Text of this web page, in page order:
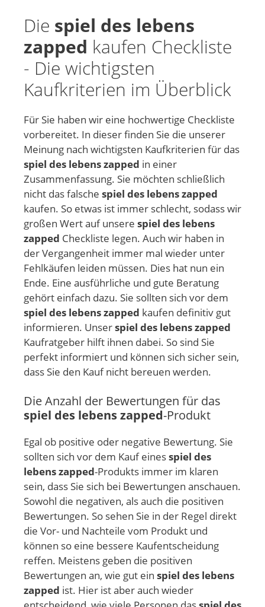
Die spiel des lebens
zapped kaufen Checkliste
- Die wichtigsten
Kaufkriterien im Überblick
Für Sie haben wir eine hochwertige Checkliste
vorbereitet. In dieser finden Sie die unserer
Meinung nach wichtigsten Kaufkriterien für das
spiel des lebens zapped in einer
Zusammenfassung. Sie möchten schließlich
nicht das falsche spiel des lebens zapped
kaufen. So etwas ist immer schlecht, sodass wir
großen Wert auf unsere spiel des lebens
zapped Checkliste legen. Auch wir haben in
der Vergangenheit immer mal wieder unter
Fehlkäufen leiden müssen. Dies hat nun ein
Ende. Eine ausführliche und gute Beratung
gehört einfach dazu. Sie sollten sich vor dem
spiel des lebens zapped kaufen definitiv gut
informieren. Unserspiel des lebens zapped
Kaufratgeber hilft ihnen dabei. So sind Sie
perfekt informiert und können sich sicher sein,
dass Sie den Kauf nicht bereuen werden.
Die Anzahl der Bewertungen für das
spiel des lebens zapped-Produkt
Egal ob positive oder negative Bewertung. Sie
sollten sich vor dem Kauf einesspiel des
lebens zapped-Produkts immer im klaren
sein, dass Sie sich bei Bewertungen anschauen.
Sowohl die negativen, als auch die positiven
Bewertungen. So sehen Sie in der Regel direkt
die Vor- und Nachteile vom Produkt und
können so eine bessere Kaufentscheidung
reffen. Meistens geben die positiven
Bewertungen an, wie gut ein spiel des lebens
zapped ist. Hier ist aber auch wieder